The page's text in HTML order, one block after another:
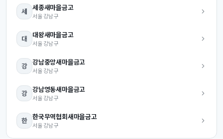
세 세종새마을금고
서울 강남구
대 대왕새마을금고
서울 강남구
강 강남중앙새마을금고
서울 강남구
강 강남영동새마을금고
서울 강남구
한 한국무역협회새마을금고
서울 강남구